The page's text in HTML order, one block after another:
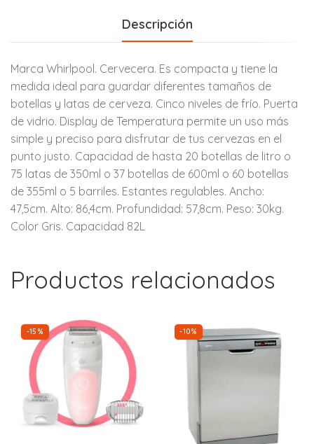
Descripción
Marca Whirlpool. Cervecera. Es compacta y tiene la
medida ideal para guardar diferentes tamaños de
botellas y latas de cerveza. Cinco niveles de frío. Puerta
de vidrio. Display de Temperatura permite un uso más
simple y preciso para disfrutar de tus cervezas en el
punto justo. Capacidad de hasta 20 botellas de litro o
75 latas de 350ml o 37 botellas de 600ml o 60 botellas
de 355ml o 5 barriles. Estantes regulables. Ancho:
47,5cm. Alto: 86,4cm. Profundidad: 57,8cm. Peso: 30kg.
Color Gris. Capacidad 82L
Productos relacionados
-15% -10%